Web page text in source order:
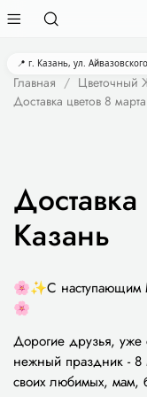
📍 г. Казань, ул.
Главная
Цветочный
Доставка цветов 8
Доставка
Казань
🌸✨С
🌸
Дорогие друзья, уже
нежный праздник - 8
своих любимых, мам,